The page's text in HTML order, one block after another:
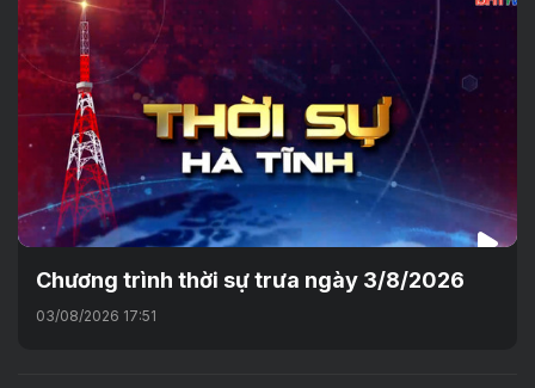
Chương trình thời sự trưa ngày 3/8/2026
03/08/2026 17:51